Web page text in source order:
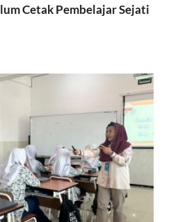
Cetak Pembelajar Sejati